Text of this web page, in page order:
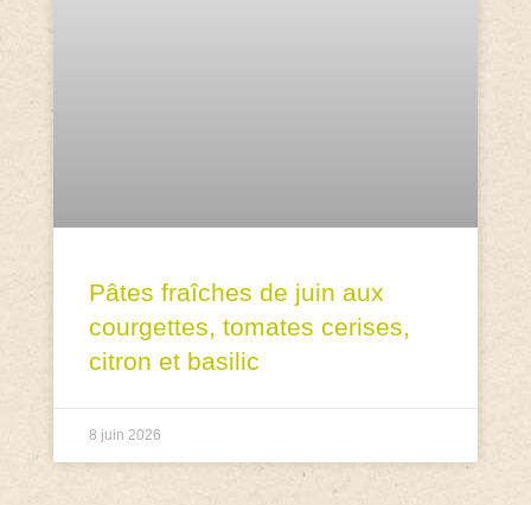
Pâtes fraîches de juin aux
courgettes, tomates cerises,
citron et basilic
8 juin 2026